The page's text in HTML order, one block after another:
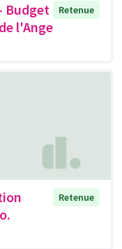
Budget
l'Ange
Retenue
Retenue